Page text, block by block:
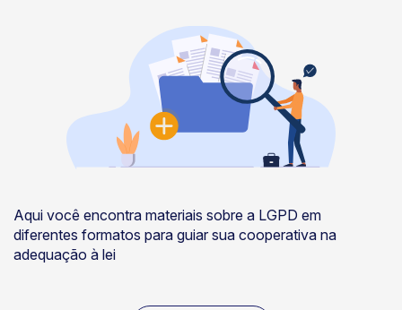
Aqui você encontra materiais sobre a LGPD em
diferentes formatos para guiar sua cooperativa na
adequação à lei